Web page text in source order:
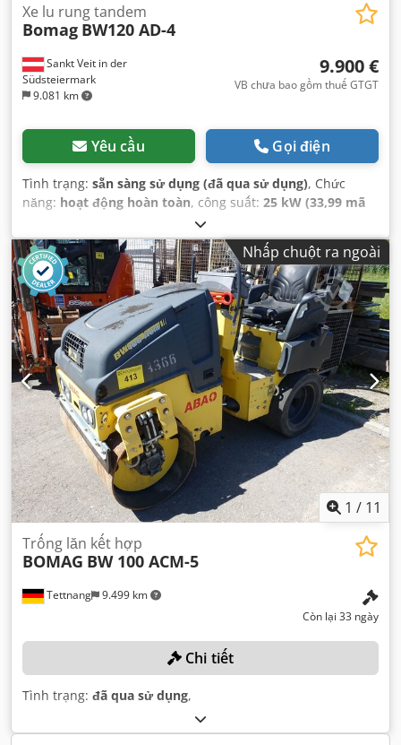
Sankt Veit in der
Südsteiermark
9.081 km
Xe lu rung tandem
Bomag BW120 AD-4
9.900 €
VB chưa bao gồm thuế GTGT
Yêu cầu Gọi điện
Tình trạng: sẵn sàng sử dụng (đã qua sử dụng), Chức
năng: hoạt động hoàn toàn, công suất: 25 kW (33,99 mã
2.800 kg
giờ hoạt động:2.950 h,
Nhấp chuột ra ngoài
1 / 11
Tettnang 9.499 km
Trống lăn kết hợp
BOMAG BW 100 ACM-5
Còn lại 33 ngày
Chi tiết
Tình trạng: đã qua sử dụng,